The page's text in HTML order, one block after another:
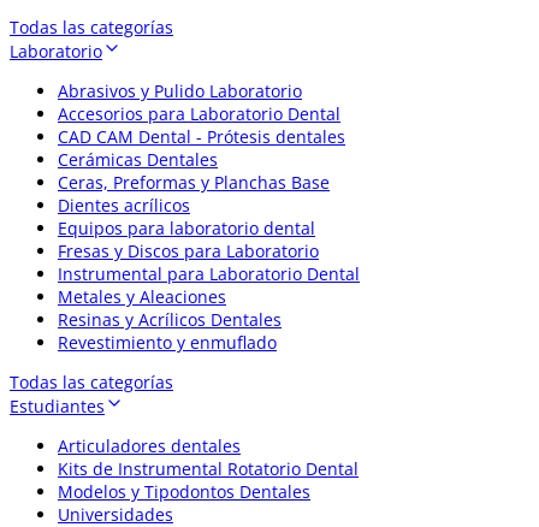
Todas las categorías
Laboratorio
Abrasivos y Pulido Laboratorio
Accesorios para Laboratorio Dental
CAD CAM Dental - Prótesis dentales
Cerámicas Dentales
Ceras, Preformas y Planchas Base
Dientes acrílicos
Equipos para laboratorio dental
Fresas y Discos para Laboratorio
Instrumental para Laboratorio Dental
Metales y Aleaciones
Resinas y Acrílicos Dentales
Revestimiento y enmuflado
Todas las categorías
Estudiantes
Articuladores dentales
Kits de Instrumental Rotatorio Dental
Modelos y Tipodontos Dentales
Universidades